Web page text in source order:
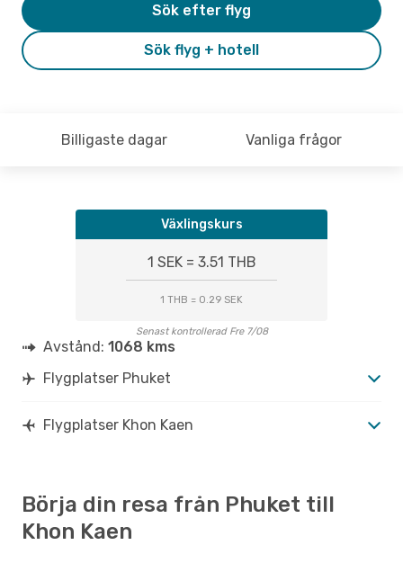
Sök flyg + hotell
Sök efter flyg
Billigaste dagar Vanliga frågor
Växlingskurs
1 SEK = 3.51 THB
1 THB = 0.29 SEK
Senast kontrollerad Fre 7/08
Avstånd: 1068 kms
Flygplatser Phuket
Flygplatser Khon Kaen
Börja din resa från Phuket till
Khon Kaen